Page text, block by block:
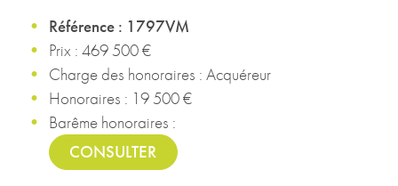
Référence : 1797VM
Prix : 469 500 €
Charge des honoraires : Acquéreur
Honoraires : 19 500 €
Barême honoraires :
CONSULTER